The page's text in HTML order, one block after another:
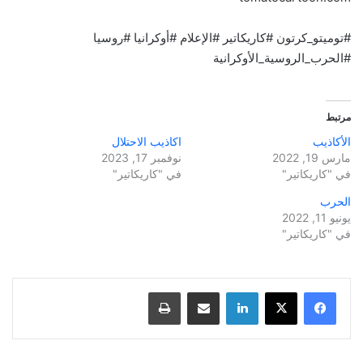
#توميتو_كرتون #كاريكاتير #الإعلام #أوكرانيا #روسيا
#الحرب_الروسية_الأوكرانية
مرتبط
الأكاذيب
مارس 19, 2022
في "كاريكاتير"
اكاذيب الاحتلال
نوفمبر 17, 2023
في "كاريكاتير"
الحرب
يونيو 11, 2022
في "كاريكاتير"
لينكدإن مشاركة عبر البريد طباعة